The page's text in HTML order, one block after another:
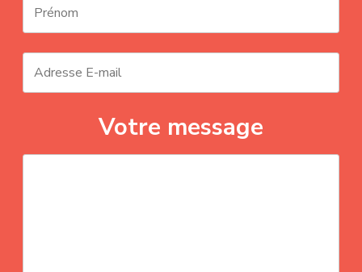
Votre message